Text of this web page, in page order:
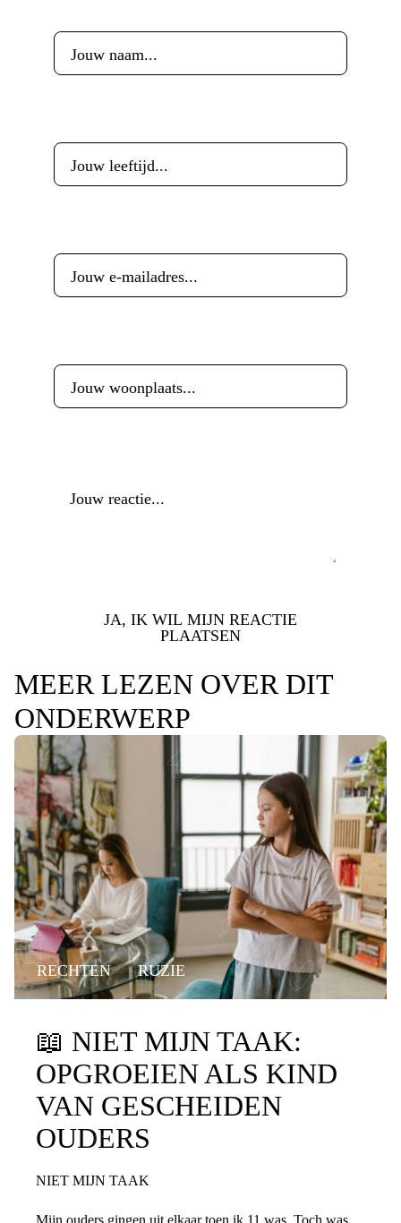
JA, IK WIL MIJN REACTIE
PLAATSEN
MEER LEZEN OVER DIT
ONDERWERP
RECHTEN RUZIE
📖 NIET MIJN TAAK:
OPGROEIEN ALS KIND
VAN GESCHEIDEN
OUDERS
NIET MIJN TAAK
Mijn ouders gingen uit elkaar toen ik 11 was. Toch was